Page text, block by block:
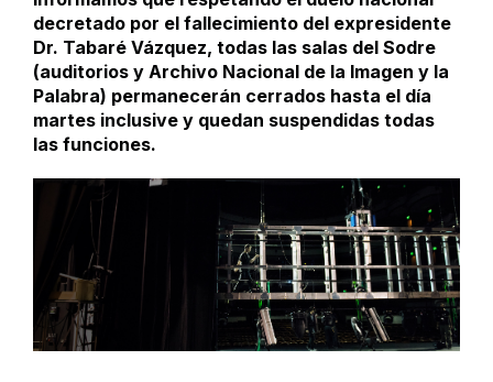
decretado por el fallecimiento del expresidente
Dr. Tabaré Vázquez, todas las salas del Sodre
(auditorios y Archivo Nacional de la Imagen y la
Palabra) permanecerán cerrados hasta el día
martes inclusive y quedan suspendidas todas
las funciones.